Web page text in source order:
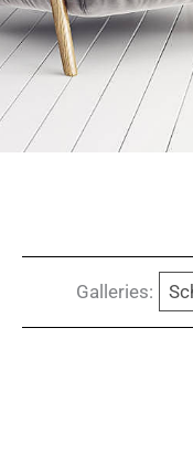
Galleries: